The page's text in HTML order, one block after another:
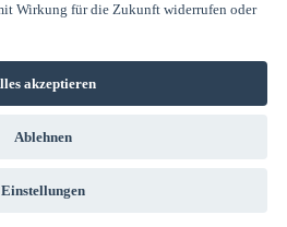
Wirkung für die Zukunft widerrufen oder
akzeptieren
Ablehnen
Einstellungen